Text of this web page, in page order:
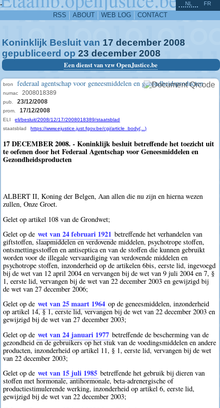
-
RSS ABOUT WEB LOG CONTACT
NL FR
Koninklijk Besluit van 17 december 2008
gepubliceerd op 23 december 2008
Een dienst van vzw OpenJustice.be
bron federaal agentschap voor geneesmiddelen en gezondheidsproducten
numac 2008018389
pub. 23/12/2008
prom. 17/12/2008
ELI
eli/besluit/2008/12/17/2008018389/staatsblad
staatsblad
https://www.ejustice.just.fgov.be/cgi/article_body(...)
17 DECEMBER 2008. - Koninklijk besluit betreffende het toezicht uit
te oefenen door het Federaal Agentschap voor Geneesmiddelen en
Gezondheidsproducten
ALBERT II, Koning der Belgen, Aan allen die nu zijn en hierna wezen
zullen, Onze Groet.
Gelet op artikel 108 van de Grondwet;
Gelet op de wet van 24 februari 1921 betreffende het verhandelen van
giftstoffen, slaapmiddelen en verdovende middelen, psychotrope stoffen,
ontsmettingsstoffen en antiseptica en van de stoffen die kunnen gebruikt
worden voor de illegale vervaardiging van verdovende middelen en
psychotrope stoffen, inzonderheid op de artikelen 6bis, eerste lid, ingevoegd
bij de wet van 12 april 2004 en vervangen bij de wet van 9 juli 2004 en 7, §
1, eerste lid, vervangen bij de wet van 22 december 2003 en gewijzigd bij
de wet van 27 december 2006;
Gelet op de wet van 25 maart 1964 op de geneesmiddelen, inzonderheid
op artikel 14, § 1, eerste lid, vervangen bij de wet van 22 december 2003 en
gewijzigd bij de wet van 27 december 2003;
Gelet op de wet van 24 januari 1977 betreffende de bescherming van de
gezondheid en de gebruikers op het stuk van de voedingsmiddelen en andere
producten, inzonderheid op artikel 11, § 1, eerste lid, vervangen bij de wet
van 22 december 2003;
Gelet op de wet van 15 juli 1985 betreffende het gebruik bij dieren van
stoffen met hormonale, antihormonale, beta-adrenergische of
productiestimulerende werking, inzonderheid op artikel 6, eerste lid,
gewijzigd bij de wet van 22 december 2003;
^